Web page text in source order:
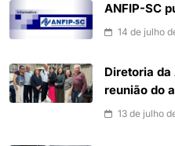
ANFIP-SC
14 de julho
Diretoria da
reunião do
13 de julho